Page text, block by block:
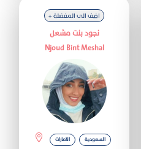
+ اضف الى المفضلة
نجود بنت مشعل
‏Njoud Bint Meshal
الامارات السعودية